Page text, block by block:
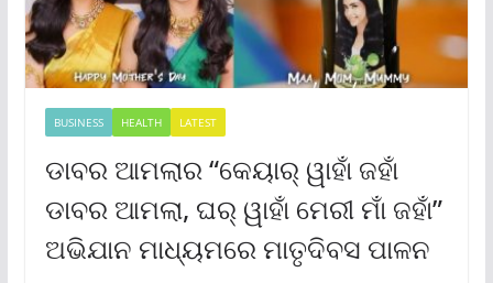
BUSINESS HEALTH LATEST
ଡାବର ଆମଲାର “କେୟାର୍ ୱାହାଁ ଜହାଁ
ଡାବର ଆମଲା, ଘର୍ ୱାହାଁ ମେରୀ ମାଁ ଜହାଁ”
ଅଭିଯାନ ମାଧ୍ୟମରେ ମାତୃଦିବସ ପାଳନ